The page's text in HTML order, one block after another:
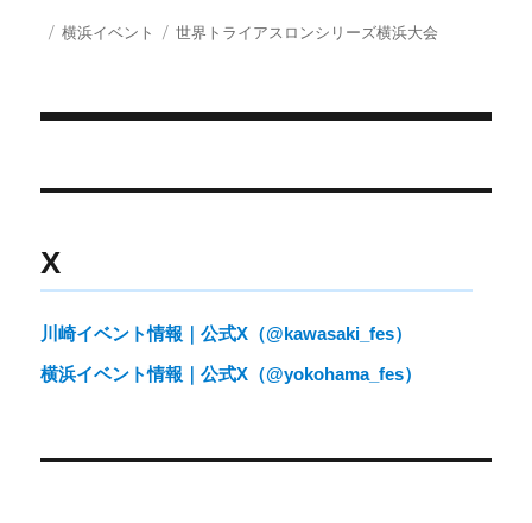
r w
r
e
e
b
r
e
i
投 カ
横浜イベント
タ
世界トライアスロンシリーズ横浜大会
稿
ビ
ー
シ
ン
X
川崎イベント情報｜公式X（@kawasaki_fes）
横浜イベント情報｜公式X（@yokohama_fes）